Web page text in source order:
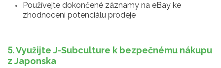
Používejte dokončené záznamy na eBay ke
zhodnocení potenciálu prodeje
5. Využijte J-Subculture k bezpečnému nákupu
z Japonska